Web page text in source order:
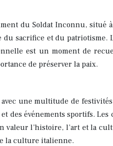
du Soldat Inconnu, situé
sacrifice et du
est un moment de
de préserver la paix.
une multitude de
des événements sportifs.
l’histoire, l’art et la
la culture italienne.